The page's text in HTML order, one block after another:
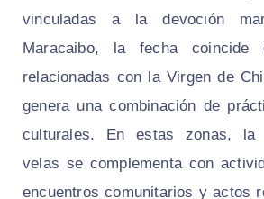
vinculadas a la devoción
Maracaibo, la fecha coincide
relacionadas con la Virgen de
genera una combinación de
culturales. En estas zonas, la
velas se complementa con
encuentros comunitarios y actos